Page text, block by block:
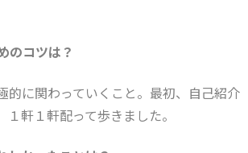
のコツは？
的に関わっていくこと。最初、自己紹介
１軒１軒配って歩きました。